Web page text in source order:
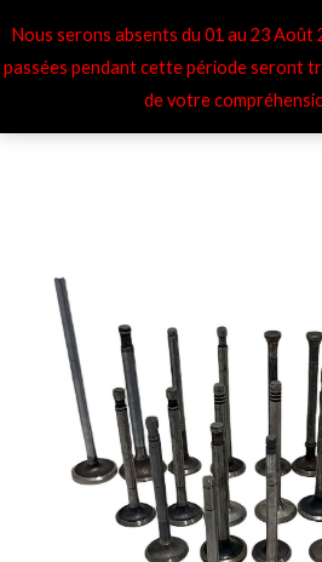
Nous serons absents du 01 au 23 Août
passées pendant cette période seront
de votre
au
contenu
quantité
Soupapes
Renault